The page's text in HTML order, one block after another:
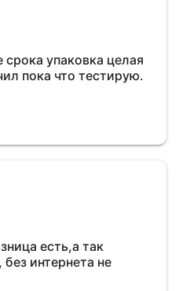
упаковка целая
пока что тестирую.
есть,а так
интернета не